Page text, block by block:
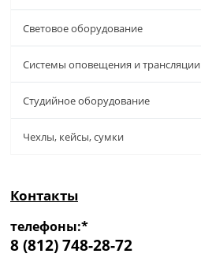
Световое оборудование
Системы оповещения и трансляции
Студийное оборудование
Чехлы, кейсы, сумки
Контакты
телефоны:*
8 (812) 748-28-72